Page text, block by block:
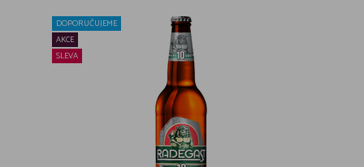
DOPORUČUJEME
AKCE
SLEVA